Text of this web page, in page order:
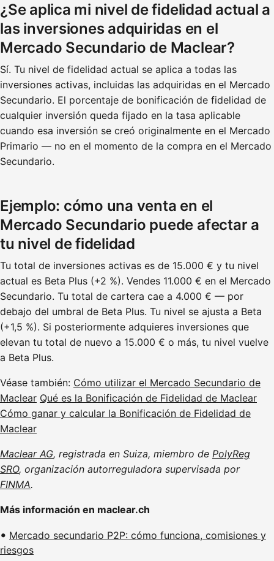
¿Se aplica mi nivel de fidelidad actual a
las inversiones adquiridas en el
Mercado Secundario de Maclear?
Sí. Tu nivel de fidelidad actual se aplica a todas las
inversiones activas, incluidas las adquiridas en el Mercado
Secundario. El porcentaje de bonificación de fidelidad de
cualquier inversión queda fijado en la tasa aplicable
cuando esa inversión se creó originalmente en el Mercado
Primario — no en el momento de la compra en el Mercado
Secundario.
Ejemplo: cómo una venta en el
Mercado Secundario puede afectar a
tu nivel de fidelidad
Tu total de inversiones activas es de 15.000 € y tu nivel
actual es Beta Plus (+2 %). Vendes 11.000 € en el Mercado
Secundario. Tu total de cartera cae a 4.000 € — por
debajo del umbral de Beta Plus. Tu nivel se ajusta a Beta
(+1,5 %). Si posteriormente adquieres inversiones que
elevan tu total de nuevo a 15.000 € o más, tu nivel vuelve
a Beta Plus.
Véase también: Cómo utilizar el Mercado Secundario de
Maclear Qué es la Bonificación de Fidelidad de Maclear
Cómo ganar y calcular la Bonificación de Fidelidad de
Maclear
Maclear AG, registrada en Suiza, miembro de PolyReg
SRO, organización autorreguladora supervisada por
FINMA.
Más información en maclear.ch
Mercado secundario P2P: cómo funciona, comisiones y
riesgos